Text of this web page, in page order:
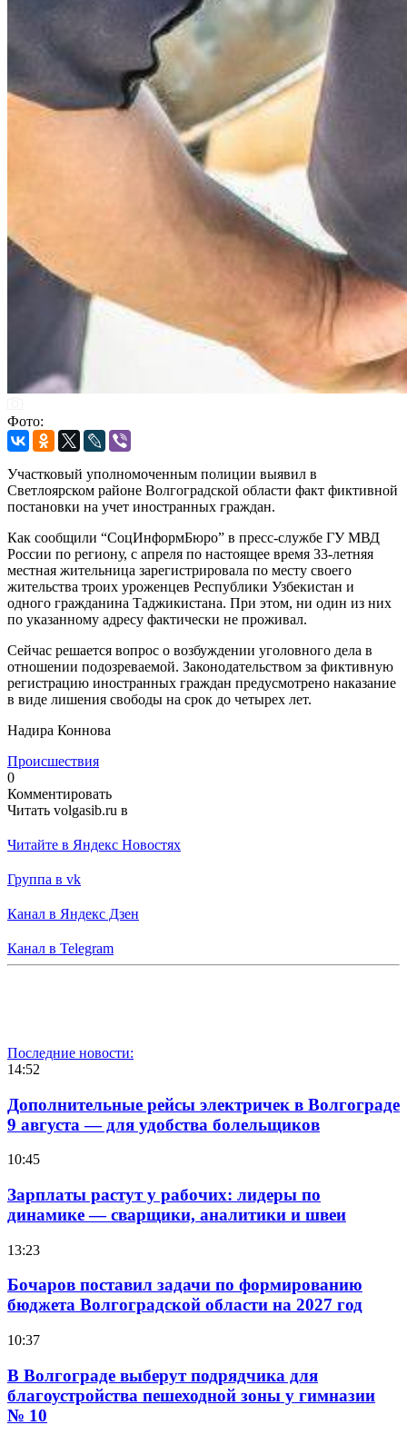
Фото:
Участковый уполномоченным полиции выявил в
Светлоярском районе Волгоградской области факт фиктивной
постановки на учет иностранных граждан.
Как сообщили “СоцИнформБюро” в пресс-службе ГУ МВД
России по региону, с апреля по настоящее время 33-летняя
местная жительница зарегистрировала по месту своего
жительства троих уроженцев Республики Узбекистан и
одного гражданина Таджикистана. При этом, ни один из них
по указанному адресу фактически не проживал.
Сейчас решается вопрос о возбуждении уголовного дела в
отношении подозреваемой. Законодательством за фиктивную
регистрацию иностранных граждан предусмотрено наказание
в виде лишения свободы на срок до четырех лет.
Надира Коннова
Происшествия
0
Комментировать
Читать volgasib.ru в
Читайте в Яндекс Новостях
Группа в vk
Канал в Яндекс Дзен
Канал в Telegram
Последние новости:
14:52
Дополнительные рейсы электричек в Волгограде
9 августа — для удобства болельщиков
10:45
Зарплаты растут у рабочих: лидеры по
динамике — сварщики, аналитики и швеи
13:23
Бочаров поставил задачи по формированию
бюджета Волгоградской области на 2027 год
10:37
В Волгограде выберут подрядчика для
благоустройства пешеходной зоны у гимназии
№ 10